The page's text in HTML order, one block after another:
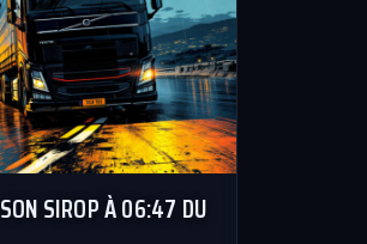
SIROP À 06:47 DU